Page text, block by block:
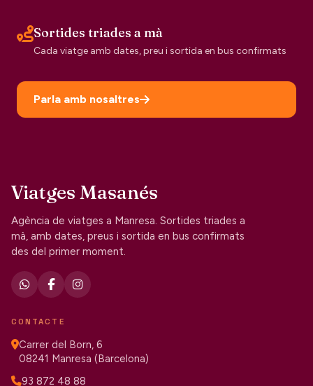
Sortides triades a mà
Cada viatge amb dates, preu i sortida en bus confirmats
Parla amb nosaltres
Viatges Masanés
Agència de viatges a Manresa. Sortides triades a
mà, amb dates, preus i sortida en bus confirmats
des del primer moment.
CONTACTE
Carrer del Born, 6
08241 Manresa (Barcelona)
93 872 48 88